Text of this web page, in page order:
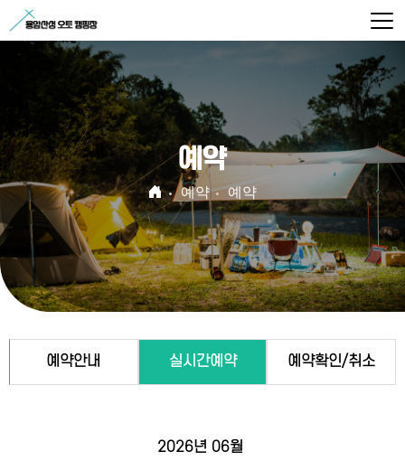
예약
예약 예약
예약안내 실시간예약 예약확인/취소
2026년 06월